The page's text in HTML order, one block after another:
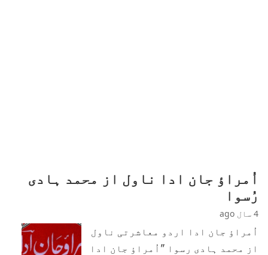
اُمراؤ جان ادا ناول از محمد ہادی
رُسوا
4 سال ago
اُمراؤ جان ادا اردو معاشرتی ناول
از محمد ہادی رسوا "اُمراؤ جان ادا